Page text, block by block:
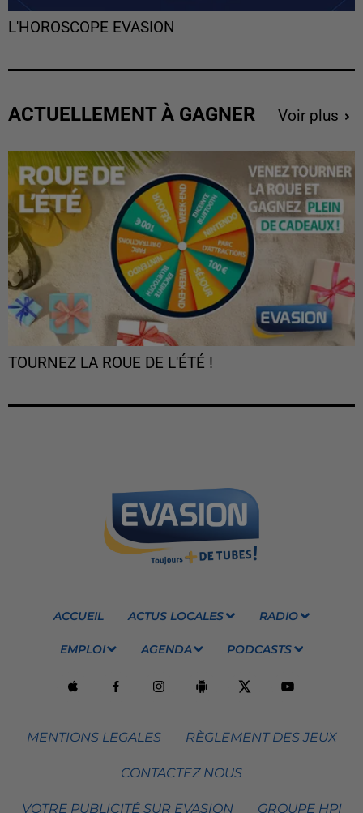
L'HOROSCOPE EVASION
ACTUELLEMENT À GAGNER Voir plus
TOURNEZ LA ROUE DE L'ÉTÉ !
ACCUEIL ACTUS LOCALES RADIO
EMPLOI AGENDA PODCASTS
MENTIONS LEGALES RÈGLEMENT DES JEUX
CONTACTEZ NOUS
VOTRE PUBLICITÉ SUR EVASION GROUPE HPI